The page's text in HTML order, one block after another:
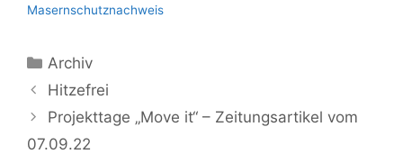
Masernschutznachweis
Kategorien
Archiv
Hitzefrei
Projekttage „Move it“ – Zeitungsartikel vom
07.09.22